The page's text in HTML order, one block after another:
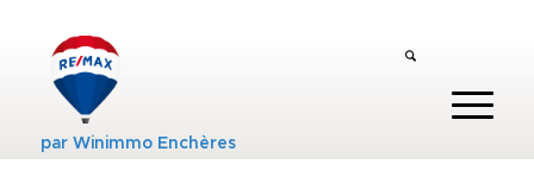
parWinimmo Enchères